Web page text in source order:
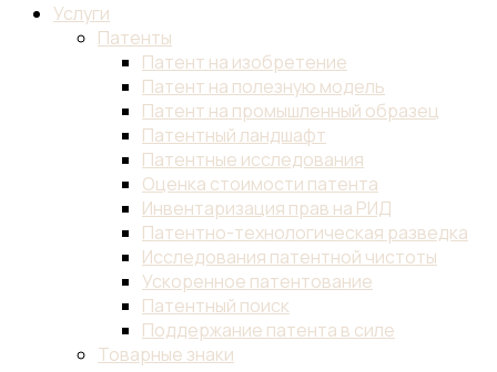
Услуги
Патенты
Патент на изобретение
Патент на полезную модель
Патент на промышленный образец
Патентный ландшафт
Патентные исследования
Оценка стоимости патента
Инвентаризация прав на РИД
Патентно-технологическая разведка
Исследования патентной чистоты
Ускоренное патентование
Патентный поиск
Поддержание патента в силе
Товарные знаки